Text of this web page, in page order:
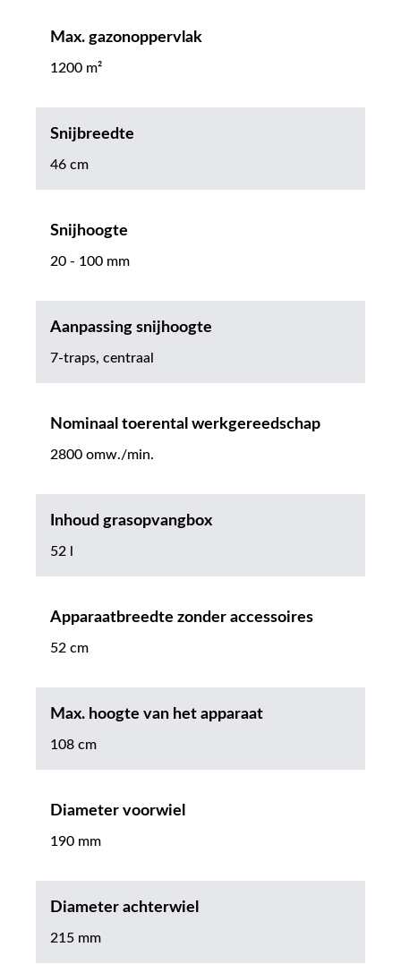
Max. gazonoppervlak
1200 m²
Snijbreedte
46 cm
Snijhoogte
20 - 100 mm
Aanpassing snijhoogte
7-traps, centraal
Nominaal toerental werkgereedschap
2800 omw./min.
Inhoud grasopvangbox
52 l
Apparaatbreedte zonder accessoires
52 cm
Max. hoogte van het apparaat
108 cm
Diameter voorwiel
190 mm
Diameter achterwiel
215 mm